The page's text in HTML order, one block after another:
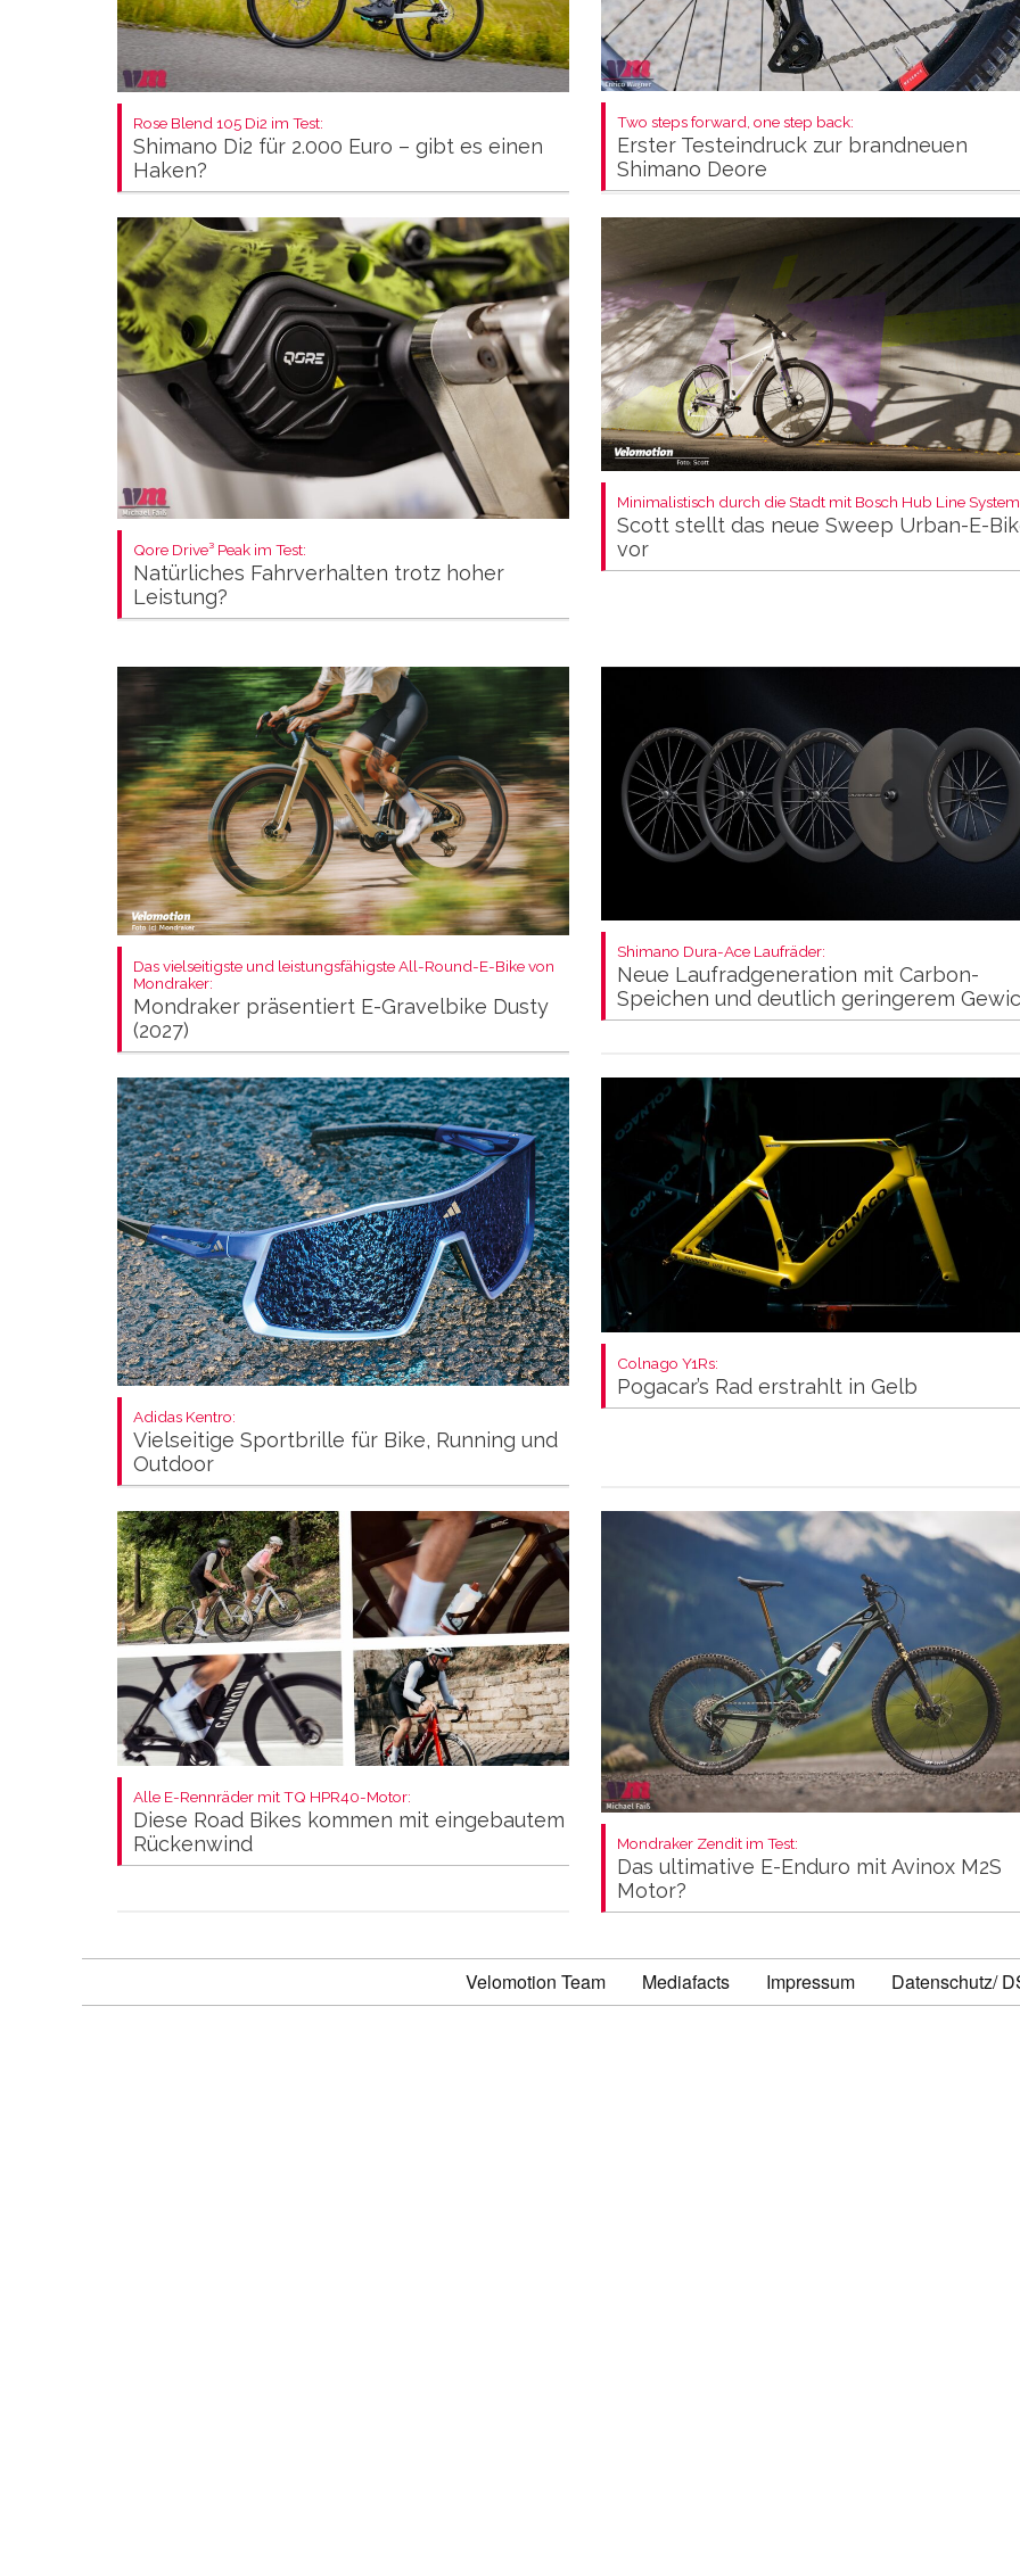
Rose Blend 105 Di2 im Test:
Shimano Di2 für 2.000 Euro – gibt es einen
Haken?
Two steps forward, one step back:
Erster Testeindruck zur brandneuen
Shimano Deore
Qore Drive³ Peak im Test:
Natürliches Fahrverhalten trotz hoher
Leistung?
Minimalistisch durch die Stadt mit Bosch Hub Line
Scott stellt das neue Sweep Urban-E-
vor
Das vielseitigste und leistungsfähigste All-Round-E-Bike von
Mondraker:
Mondraker präsentiert E-Gravelbike Dusty
(2027)
Shimano Dura-Ace Laufräder:
Neue Laufradgeneration mit Carbon-
Speichen und deutlich geringerem
Adidas Kentro:
Vielseitige Sportbrille für Bike, Running und
Outdoor
Colnago Y1Rs:
Pogacar’s Rad erstrahlt in Gelb
Alle E-Rennräder mit TQ HPR40-Motor:
Diese Road Bikes kommen mit eingebautem
Rückenwind
Mondraker Zendit im Test:
Das ultimative E-Enduro mit Avinox M2S
Motor?
Velomotion Team Mediafacts Impressum Datenschutz/